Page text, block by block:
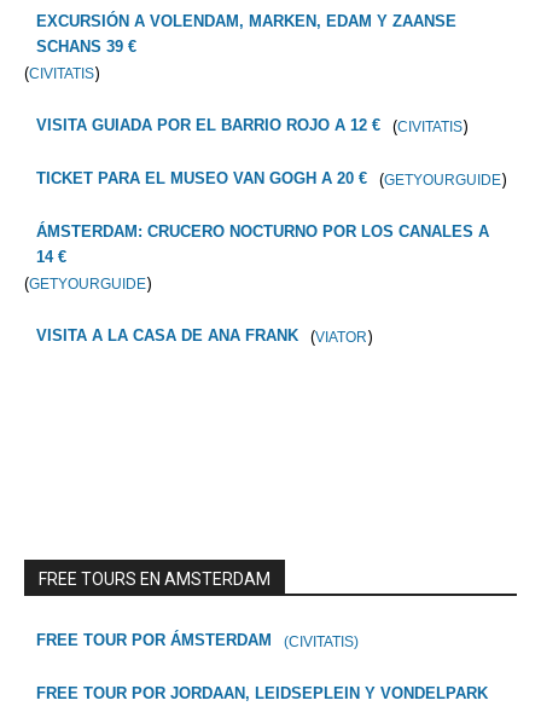
EXCURSIÓN A VOLENDAM, MARKEN, EDAM Y ZAANSE
SCHANS 39 €
(CIVITATIS)
VISITA GUIADA POR EL BARRIO ROJO A 12 € (CIVITATIS)
TICKET PARA EL MUSEO VAN GOGH A 20 € (GETYOURGUIDE)
ÁMSTERDAM: CRUCERO NOCTURNO POR LOS CANALES A
14 €
(GETYOURGUIDE)
VISITA A LA CASA DE ANA FRANK (VIATOR)
FREE TOURS EN AMSTERDAM
FREE TOUR POR ÁMSTERDAM (CIVITATIS)
FREE TOUR POR JORDAAN, LEIDSEPLEIN Y VONDELPARK